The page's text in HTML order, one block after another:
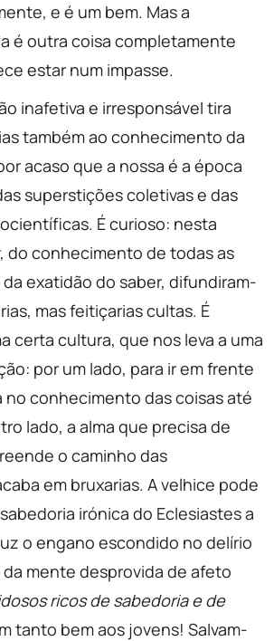
e é um bem. Mas a
é outra coisa completamente
estar num impasse.
inafetiva e irresponsável tira
também ao conhecimento da
acaso que a nossa é a época
superstições coletivas e das
É curioso: nesta
do conhecimento de todas as
exatidão do saber, difundiram-
mas feitiçarias cultas. É
certa cultura, que nos leva a uma
por um lado, para ir em frente
conhecimento das coisas até
lado, a alma que precisa de
o caminho das
em bruxarias. A velhice pode
irónica do Eclesiastes a
o engano escondido no delírio
mente desprovida de afeto
ricos de sabedoria e de
tanto bem aos jovens! Salvam-